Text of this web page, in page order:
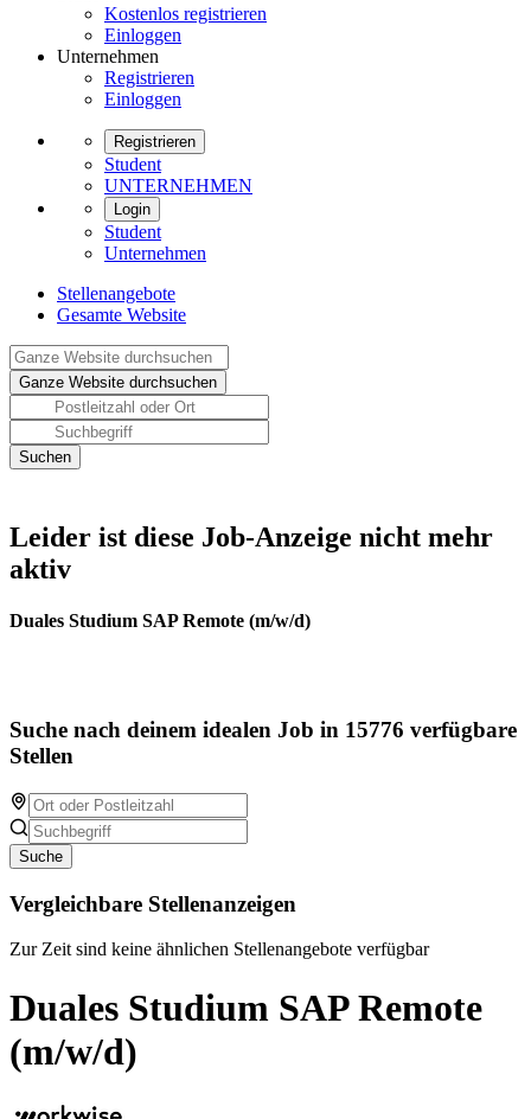
Kostenlos registrieren
Einloggen
Unternehmen
Registrieren
Einloggen
Registrieren
Student
UNTERNEHMEN
Login
Student
Unternehmen
Stellenangebote
Gesamte Website
Leider ist diese Job-Anzeige nicht mehr
aktiv
Duales Studium SAP Remote (m/w/d)
Suche nach deinem idealen Job in 15776 verfügbare
Stellen
Suche
Vergleichbare Stellenanzeigen
Zur Zeit sind keine ähnlichen Stellenangebote verfügbar
Duales Studium SAP Remote
(m/w/d)